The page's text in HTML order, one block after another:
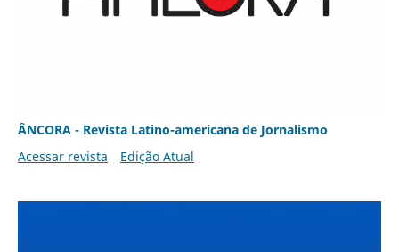
ÂNCORA - Revista Latino-americana de Jornalismo
Acessar revista
Edição Atual